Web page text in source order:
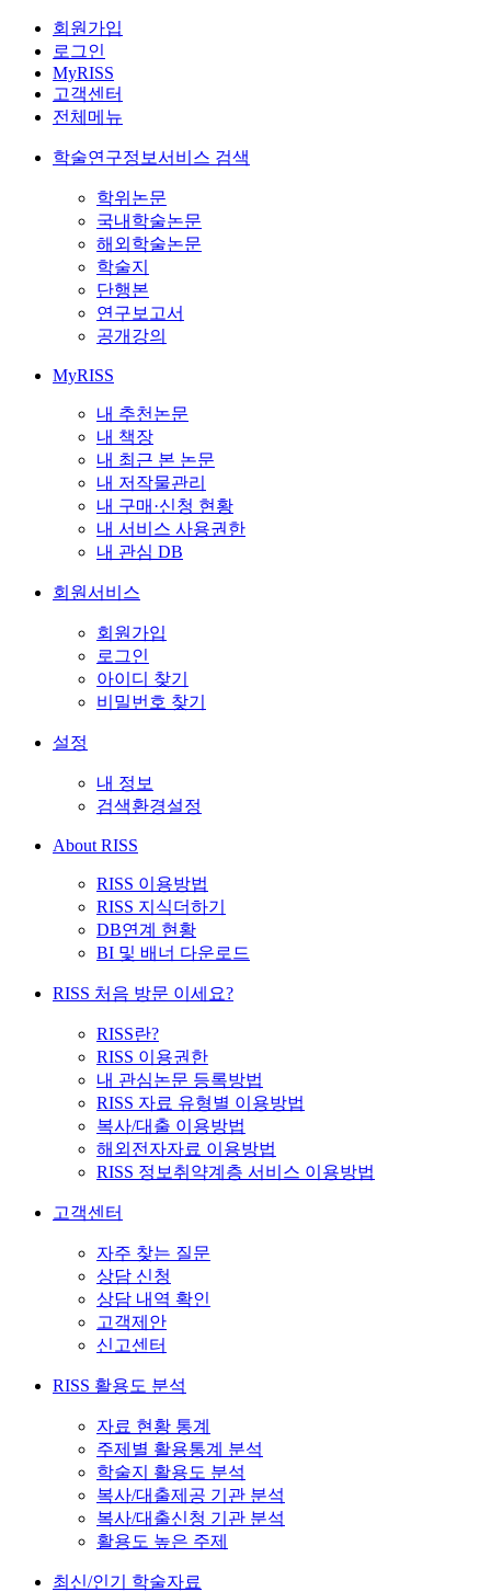
회원가입
로그인
MyRISS
고객센터
전체메뉴
학술연구정보서비스 검색
학위논문
국내학술논문
해외학술논문
학술지
단행본
연구보고서
공개강의
MyRISS
내 추천논문
내 책장
내 최근 본 논문
내 저작물관리
내 구매·신청 현황
내 서비스 사용권한
내 관심 DB
회원서비스
회원가입
로그인
아이디 찾기
비밀번호 찾기
설정
내 정보
검색환경설정
About RISS
RISS 이용방법
RISS 지식더하기
DB연계 현황
BI 및 배너 다운로드
RISS 처음 방문 이세요?
RISS란?
RISS 이용권한
내 관심논문 등록방법
RISS 자료 유형별 이용방법
복사/대출 이용방법
해외전자자료 이용방법
RISS 정보취약계층 서비스 이용방법
고객센터
자주 찾는 질문
상담 신청
상담 내역 확인
고객제안
신고센터
RISS 활용도 분석
자료 현황 통계
주제별 활용통계 분석
학술지 활용도 분석
복사/대출제공 기관 분석
복사/대출신청 기관 분석
활용도 높은 주제
최신/인기 학술자료